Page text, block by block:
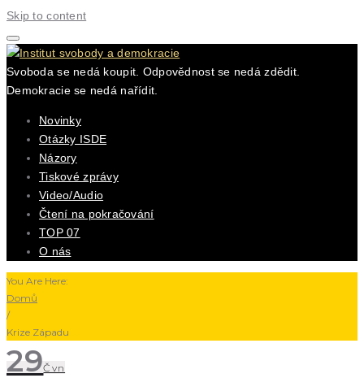
Skip to content
Svoboda se nedá koupit. Odpovědnost se nedá zdědit.
Demokracie se nedá nařídit.
Novinky
Otázky ISDE
Názory
Tiskové zprávy
Video/Audio
Čtení na pokračování
TOP 07
O nás
You Are Here:
Domů
/
Krize Západu
29Čvn